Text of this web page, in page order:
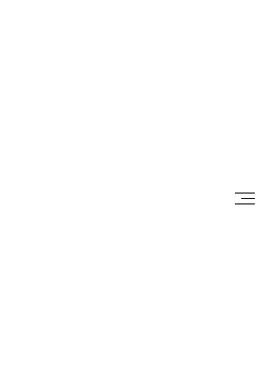
國際對話
|
年會 人權倡導者
開啟國際對話